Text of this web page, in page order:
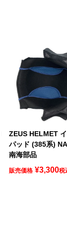
ZEUS HELMET
パッド (385系)
南海部品
販売価格 ¥3,300税